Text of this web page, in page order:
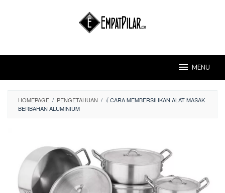
MENU
HOMEPAGE / PENGETAHUAN / √ CARA MEMBERSIHKAN ALAT MASAK
BERBAHAN ALUMINIUM